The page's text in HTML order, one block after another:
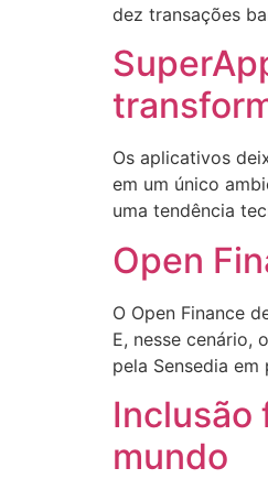
dez transações
Os aplicativos
em um único
uma tendência
Open
O Open Finance
E, nesse cenário,
pela Sensedia
Inclusão
mundo